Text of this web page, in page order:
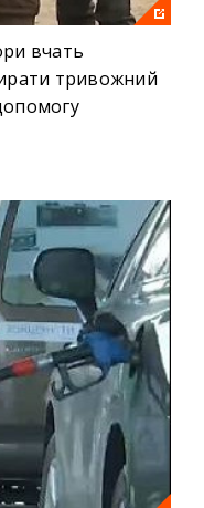
вчать
тривожний